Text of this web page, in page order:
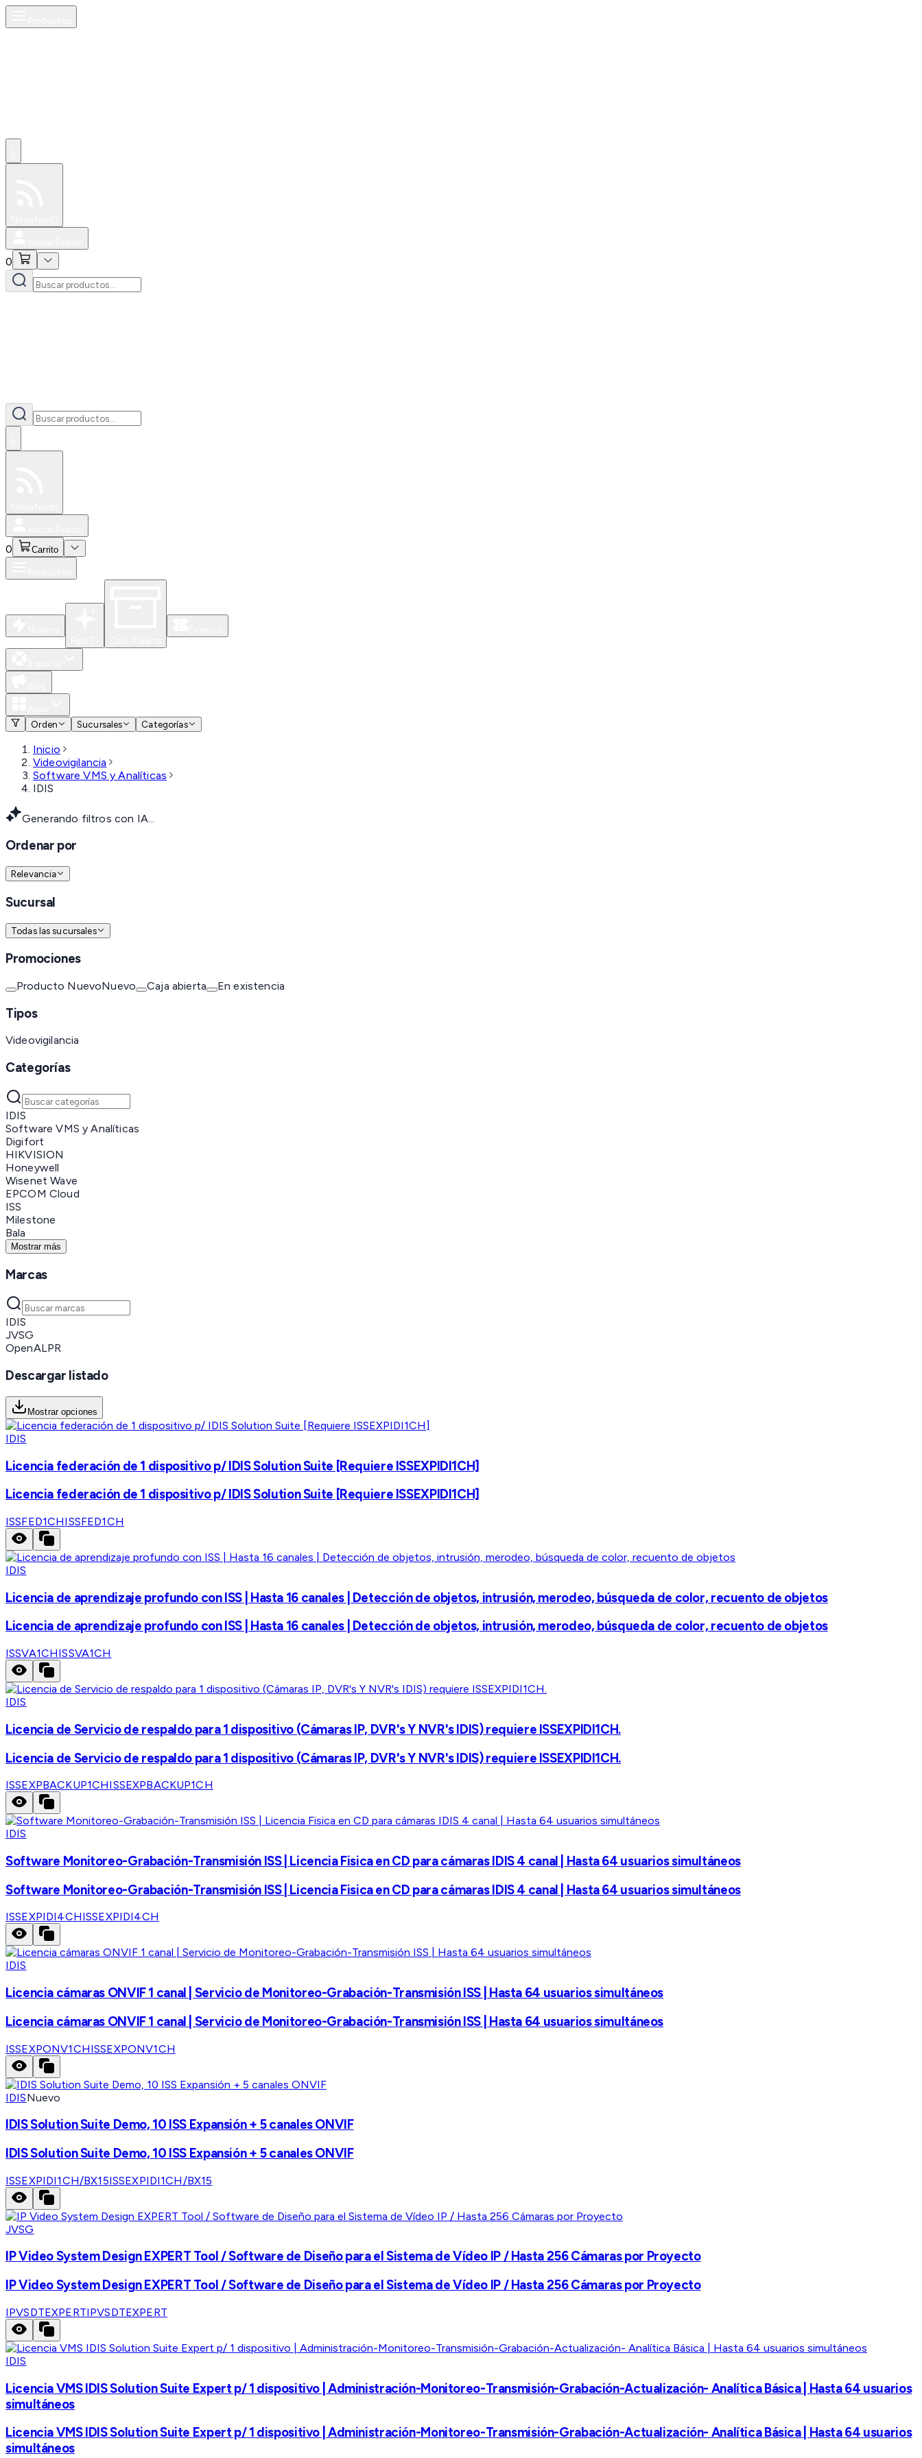
0
0 Carrito
Orden
Sucursales Categorías
Inicio
Videovigilancia
Software VMS y Analíticas
IDIS
Generando filtros con IA...
Ordenar por
Relevancia
Sucursal
Todas las sucursales
Promociones
Producto NuevoNuevo Caja abierta En existencia
Tipos
Videovigilancia
Categorías
IDIS
Software VMS y Analíticas
Digifort
HIKVISION
Honeywell
Wisenet Wave
EPCOM Cloud
ISS
Milestone
Bala
Mostrar más
Marcas
IDIS
JVSG
OpenALPR
Descargar listado
Mostrar opciones
IDIS
Licencia federación de 1 dispositivo p/ IDIS Solution Suite [Requiere ISSEXPIDI1CH]
Licencia federación de 1 dispositivo p/ IDIS Solution Suite [Requiere ISSEXPIDI1CH]
ISSFED1CHISSFED1CH
IDIS
Licencia de aprendizaje profundo con ISS | Hasta 16 canales | Detección de objetos, intrusión, merodeo, búsqueda de color, recuento de objetos
Licencia de aprendizaje profundo con ISS | Hasta 16 canales | Detección de objetos, intrusión, merodeo, búsqueda de color, recuento de objetos
ISSVA1CHISSVA1CH
IDIS
Licencia de Servicio de respaldo para 1 dispositivo (Cámaras IP, DVR's Y NVR's IDIS) requiere ISSEXPIDI1CH.
Licencia de Servicio de respaldo para 1 dispositivo (Cámaras IP, DVR's Y NVR's IDIS) requiere ISSEXPIDI1CH.
ISSEXPBACKUP1CHISSEXPBACKUP1CH
IDIS
Software Monitoreo-Grabación-Transmisión ISS | Licencia Fisica en CD para cámaras IDIS 4 canal | Hasta 64 usuarios simultáneos
Software Monitoreo-Grabación-Transmisión ISS | Licencia Fisica en CD para cámaras IDIS 4 canal | Hasta 64 usuarios simultáneos
ISSEXPIDI4CHISSEXPIDI4CH
IDIS
Licencia cámaras ONVIF 1 canal | Servicio de Monitoreo-Grabación-Transmisión ISS | Hasta 64 usuarios simultáneos
Licencia cámaras ONVIF 1 canal | Servicio de Monitoreo-Grabación-Transmisión ISS | Hasta 64 usuarios simultáneos
ISSEXPONV1CHISSEXPONV1CH
IDISNuevo
IDIS Solution Suite Demo, 10 ISS Expansión + 5 canales ONVIF
IDIS Solution Suite Demo, 10 ISS Expansión + 5 canales ONVIF
ISSEXPIDI1CH/BX15ISSEXPIDI1CH/BX15
JVSG
IP Video System Design EXPERT Tool / Software de Diseño para el Sistema de Vídeo IP / Hasta 256 Cámaras por Proyecto
IP Video System Design EXPERT Tool / Software de Diseño para el Sistema de Vídeo IP / Hasta 256 Cámaras por Proyecto
IPVSDTEXPERTIPVSDTEXPERT
IDIS
Licencia VMS IDIS Solution Suite Expert p/ 1 dispositivo | Administración-Monitoreo-Transmisión-Grabación-Actualización- Analítica Básica | Hasta 64 usuarios
simultáneos
Licencia VMS IDIS Solution Suite Expert p/ 1 dispositivo | Administración-Monitoreo-Transmisión-Grabación-Actualización- Analítica Básica | Hasta 64 usuarios
simultáneos